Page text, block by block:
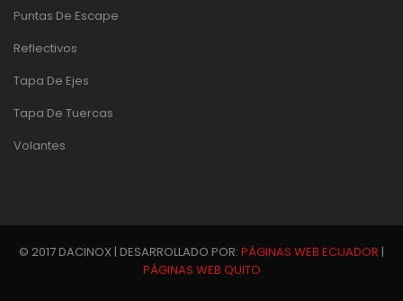
Puntas De Escape
Reflectivos
Tapa De Ejes
Tapa De Tuercas
Volantes
© 2017 DACINOX | DESARROLLADO POR: PÁGINAS WEB ECUADOR |
PÁGINAS WEB QUITO